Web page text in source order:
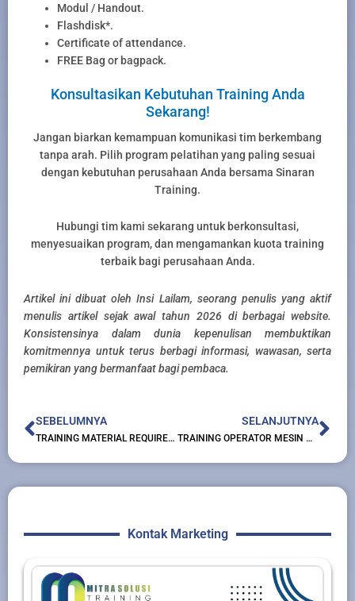
Modul / Handout.
Flashdisk*.
Certificate of attendance.
FREE Bag or bagpack.
Konsultasikan Kebutuhan Training Anda
Sekarang!
Jangan biarkan kemampuan komunikasi tim berkembang
tanpa arah. Pilih program pelatihan yang paling sesuai
dengan kebutuhan perusahaan Anda bersama Sinaran
Training.
Hubungi tim kami sekarang untuk berkonsultasi,
menyesuaikan program, dan mengamankan kuota training
terbaik bagi perusahaan Anda.
Artikel ini dibuat oleh Insi Lailam, seorang penulis yang aktif
menulis artikel sejak awal tahun 2026 di berbagai website.
Konsistensinya dalam dunia kepenulisan membuktikan
komitmennya untuk terus berbagi informasi, wawasan, serta
pemikiran yang bermanfaat bagi pembaca.
Prev
SEBELUMNYA
TRAINING MATERIAL REQUIREMENT PLANNING (MRP)
SELANJUTNYA
TRAINING OPERATOR MESIN GRINDING CRANKSHAFT
Kontak Marketing